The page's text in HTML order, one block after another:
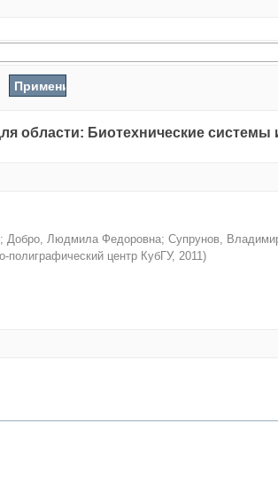
области: Биотехнические системы
; Добро, Людмила Федоровна; Супрунов,
полиграфический центр КубГУ, 2011)